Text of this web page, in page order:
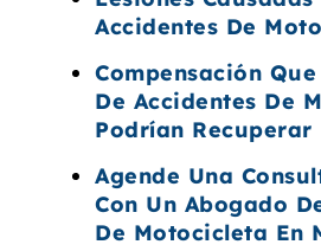
Accidentes De
Compensación
De Accidentes De
Podrían Recuperar
Agende Una
Con Un Abogado
De Motocicleta En